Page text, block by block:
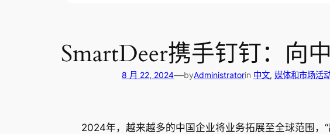
SmartDeer携手钉钉：向
8 月 22, 2024—byAdministratorin 中文, 媒体和市场活
2024年，越来越多的中国企业将业务拓展至全球范围，“出